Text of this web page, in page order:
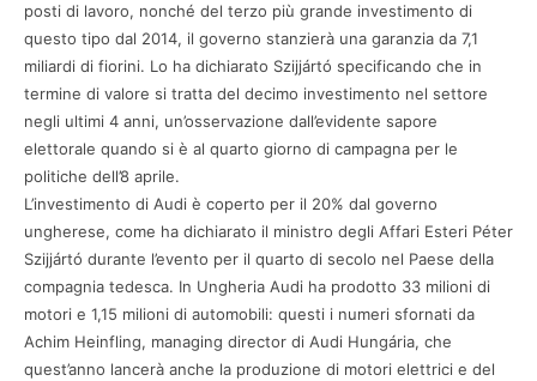
posti di lavoro, nonché del terzo più grande investimento di
questo tipo dal 2014, il governo stanzierà una garanzia da 7,1
miliardi di fiorini. Lo ha dichiarato Szijjártó specificando che in
termine di valore si tratta del decimo investimento nel settore
negli ultimi 4 anni, un’osservazione dall’evidente sapore
elettorale quando si è al quarto giorno di campagna per le
politiche dell’8 aprile.
L’investimento di Audi è coperto per il 20% dal governo
ungherese, come ha dichiarato il ministro degli Affari Esteri Péter
Szijjártó durante l’evento per il quarto di secolo nel Paese della
compagnia tedesca. In Ungheria Audi ha prodotto 33 milioni di
motori e 1,15 milioni di automobili: questi i numeri sfornati da
Achim Heinfling, managing director di Audi Hungária, che
quest’anno lancerà anche la produzione di motori elettrici e del